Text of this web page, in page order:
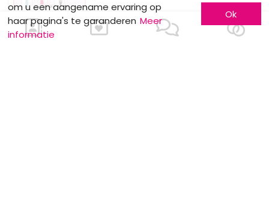
om u een aangename ervaring op
haar pagina's te garanderen Meer
informatie
Ok